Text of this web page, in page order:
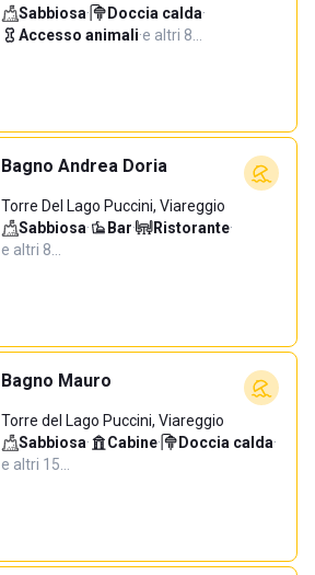
Sabbiosa· Doccia calda·
Accesso animali·e altri 8…
Bagno Andrea Doria
Torre Del Lago Puccini, Viareggio
Sabbiosa· Bar· Ristorante·
e altri 8…
Bagno Mauro
Torre del Lago Puccini, Viareggio
Sabbiosa· Cabine· Doccia calda·
e altri 15…